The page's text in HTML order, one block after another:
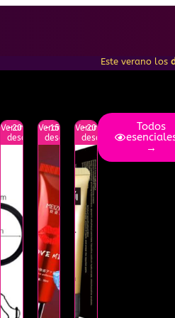
Este verano los
Verano
-20%
descuento
Verano
-15%
descuento
Verano
-20%
descuento
Todos
→